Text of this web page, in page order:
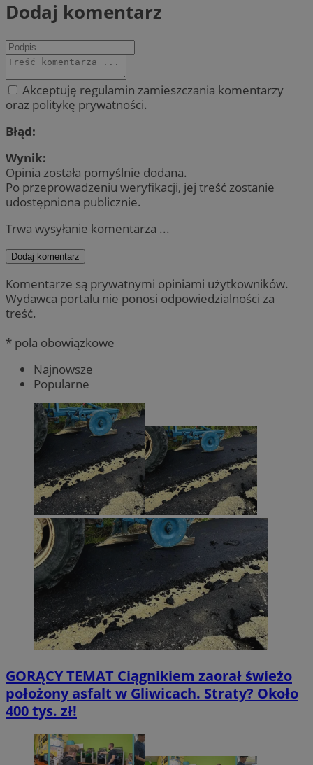
Dodaj komentarz
Akceptuję regulamin zamieszczania komentarzy
oraz politykę prywatności.
Błąd:
Wynik:
Opinia została pomyślnie dodana.
Po przeprowadzeniu weryfikacji, jej treść zostanie
udostępniona publicznie.
Trwa wysyłanie komentarza ...
Dodaj komentarz
Komentarze są prywatnymi opiniami użytkowników.
Wydawca portalu nie ponosi odpowiedzialności za
treść.
* pola obowiązkowe
Najnowsze
Popularne
GORĄCY TEMAT Ciągnikiem zaorał świeżo
położony asfalt w Gliwicach. Straty? Około
400 tys. zł!